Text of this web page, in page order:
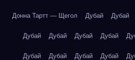
Донна Тартт — Щегол Дубай Дубай
Дубай Дубай Дубай Дубай
Дубай Дубай Дубай Дубай